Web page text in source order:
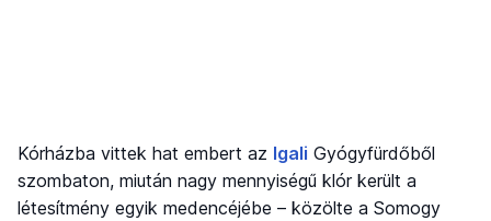
Kórházba vittek hat embert az Igali Gyógyfürdőből
szombaton, miután nagy mennyiségű klór került a
létesítmény egyik medencéjébe – közölte a Somogy